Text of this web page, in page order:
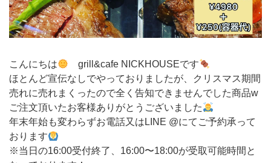
こんにちは
grill&cafe NICKHOUSEです
ほとんど宣伝なしでやっておりましたが、クリスマス期間
売れに売れまくったので全く告知できませんでした商品w
ご注文頂いたお客様ありがとうございました
年末年始も変わらずお電話又はLINE @にてご予約承って
おります
※当日の16:00受付終了、16:00〜18:00が受取可能時間と